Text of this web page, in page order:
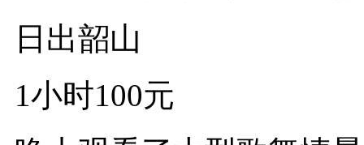
日出韶山
1小时100元